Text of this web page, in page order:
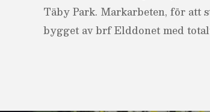
Täby Park. Markarbeten, för att
bygget av brf Elddonet med